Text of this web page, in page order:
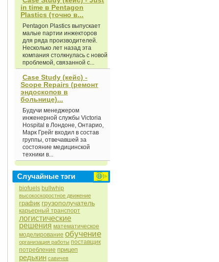
in time в Pentagon
Plastics (точно в...
Pentagon Plastics выпускает
малые партии инжекторов
для ряда производителей.
Несколько лет назад эта
компания столкнулась с новой
проблемой, связанной с...
Case Study (кейс) -
Scope Repairs (ремонт
эндоскопов в
больнице)...
Будучи менеджером
инженерной службы Victoria
Hospital в Лондоне, Онтарио,
Марк Грейг входил в состав
группы, отвечавшей за
состояние медицинской
техники в...
Случайные тэги
biofuels bullwhip
высокоскоростное движение
график грузополучатель
карьерный транспорт
логистические
решения математическое
моделирование обучение
организация работы поставщик
потребление прицеп
редькин савичев